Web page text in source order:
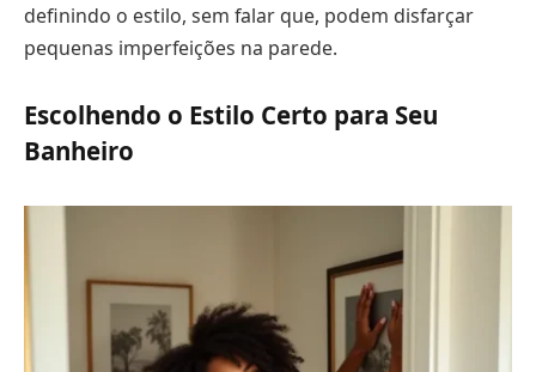
definindo o estilo, sem falar que, podem disfarçar
pequenas imperfeições na parede.
Escolhendo o Estilo Certo para Seu
Banheiro